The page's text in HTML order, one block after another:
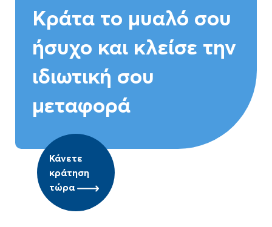
Κράτα το μυαλό σου
ήσυχο και κλείσε την
ιδιωτική σου
μεταφορά
Κάνετε
κράτηση
τώρα